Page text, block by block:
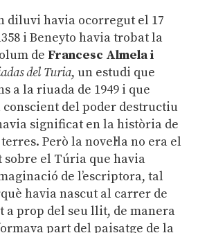
diluvi havia ocorregut el 17
i Beneyto havia trobat la
de Francesc Almela i
del Turia, un estudi que
a la riuada de 1949 i que
conscient del poder destructiu
significat en la història de
Però la novel·la no era el
el Túria que havia
de l’escriptora, tal
havia nascut al carrer de
a prop del seu llit, de manera
part del paisatge de la